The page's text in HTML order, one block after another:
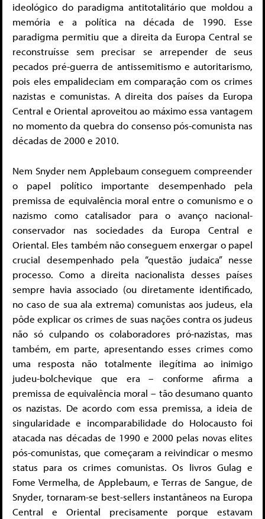
ideológico do paradigma antitotalitário que moldou a
memória e a política na década de 1990. Esse
paradigma permitiu que a direita da Europa Central se
reconstruísse sem precisar se arrepender de seus
pecados pré-guerra de antissemitismo e autoritarismo,
pois eles empalideciam em comparação com os crimes
nazistas e comunistas. A direita dos países da Europa
Central e Oriental aproveitou ao máximo essa vantagem
no momento da quebra do consenso pós-comunista nas
décadas de 2000 e 2010.
Nem Snyder nem Applebaum conseguem compreender
o papel político importante desempenhado pela
premissa de equivalência moral entre o comunismo e o
nazismo como catalisador para o avanço nacional-
conservador nas sociedades da Europa Central e
Oriental. Eles também não conseguem enxergar o papel
crucial desempenhado pela “questão judaica” nesse
processo. Como a direita nacionalista desses países
sempre havia associado (ou diretamente identificado,
no caso de sua ala extrema) comunistas aos judeus, ela
pôde explicar os crimes de suas nações contra os judeus
não só culpando os colaboradores pró-nazistas, mas
também, em parte, apresentando esses crimes como
uma resposta não totalmente ilegítima ao inimigo
judeu-bolchevique que era – conforme afirma a
premissa de equivalência moral – tão desumano quanto
os nazistas. De acordo com essa premissa, a ideia de
singularidade e incomparabilidade do Holocausto foi
atacada nas décadas de 1990 e 2000 pelas novas elites
pós-comunistas, que começaram a reivindicar o mesmo
status para os crimes comunistas. Os livros Gulag e
Fome Vermelha, de Applebaum, e Terras de Sangue, de
Snyder, tornaram-se best-sellers instantâneos na Europa
Central e Oriental precisamente porque estavam